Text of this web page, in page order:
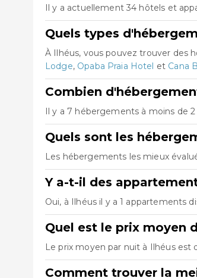
Il y a actuellement 34 hôtels et
Quels types
À Ilhéus, vous pouvez trouver des
Lodge, Opaba Praia Hotel et Cana
Combien
Il y a 7 hébergements à moins de
Quels sont les
Les hébergements les mieux
Y a-t-il des
Oui, à Ilhéus il y a 1 appartements
Quel est le prix moyen
Le prix moyen par nuit à Ilhéus est
Comment trouver la